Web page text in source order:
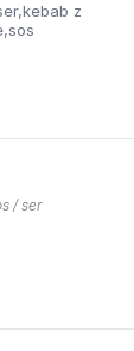
z
/ ser